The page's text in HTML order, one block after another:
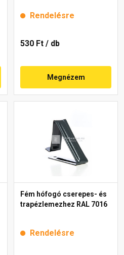
Rendelésre
530 Ft / db
Megnézem
Fém hófogó cserepes- és
trapézlemezhez RAL 7016
Rendelésre